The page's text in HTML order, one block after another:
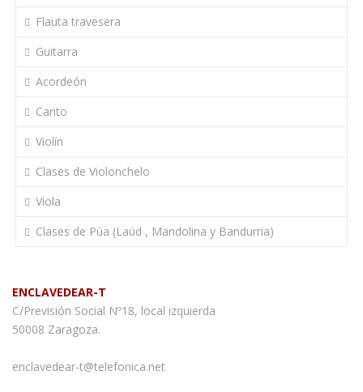
Flauta travesera
Guitarra
Acordeón
Canto
Violín
Clases de Violonchelo
Viola
Clases de Púa (Laúd , Mandolina y Bandurria)
ENCLAVEDEAR-T
C/Previsión Social Nº18, local izquierda
50008 Zaragoza.
enclavedear-t@telefonica.net